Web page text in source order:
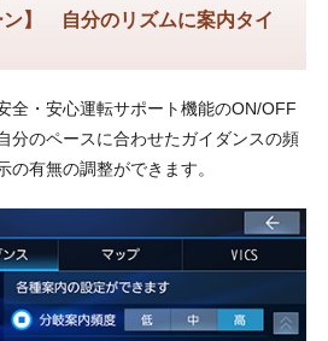
ン】 自分のリズムに案内タイ
全・安心運転サポート機能のON/OFF
分のペースに合わせたガイダンスの頻
の有無の調整ができます。